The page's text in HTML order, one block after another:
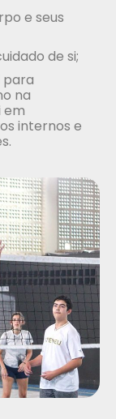
e seus
de si;
na
em
internos e